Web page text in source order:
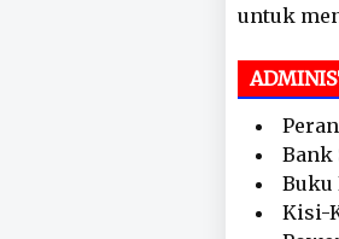
untuk
Bank
Buku
Kisi-